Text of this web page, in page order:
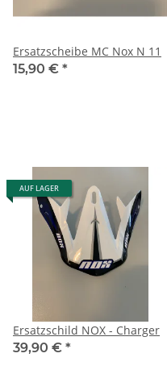
Ersatzscheibe MC Nox N 11
15,90 € *
AUF LAGER
Ersatzschild NOX - Charger
39,90 € *